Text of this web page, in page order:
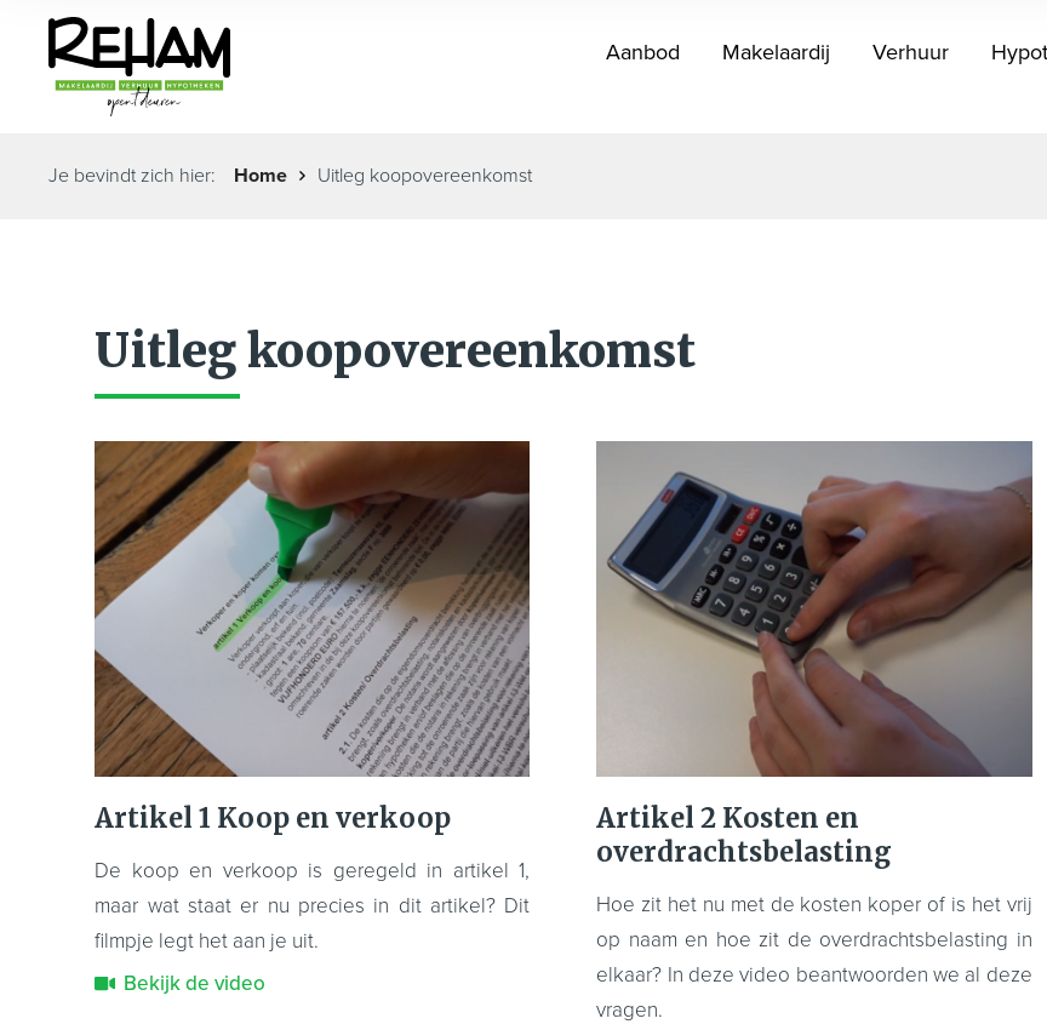
Aanbod Makelaardij Verhuur
Je bevindt zich hier: Home Uitleg koopovereenkomst
Uitleg koopovereenkomst
Artikel 1 Koop en verkoop
De koop en verkoop is geregeld in artikel 1,
maar wat staat er nu precies in dit artikel? Dit
filmpje legt het aan je uit.
Bekijk de video
Artikel 2 Kosten en
overdrachtsbelasting
Hoe zit het nu met de kosten koper of is het vrij
op naam en hoe zit de overdrachtsbelasting in
elkaar? In deze video beantwoorden we al deze
vragen.